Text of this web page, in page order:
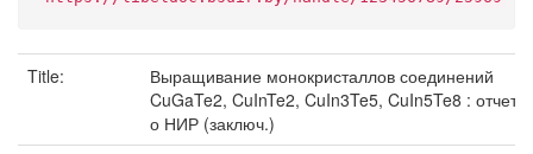
Title:
Выращивание монокристаллов соединений
CuGaTe2, CuInTe2, CuIn3Te5, CuIn5Te8 : отчет
о НИР (заключ.)